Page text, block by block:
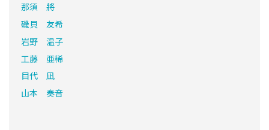
那須 將
磯貝 友希
岩野 温子
工藤 亜稀
目代 凪
山本 奏音